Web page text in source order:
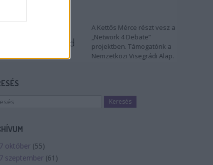
A Kettős Mérce részt vesz a
„Network 4 Debate”
projektben. Támogatónk a
Nemzetközi Visegrádi Alap.
október (55)
szeptember (61 )